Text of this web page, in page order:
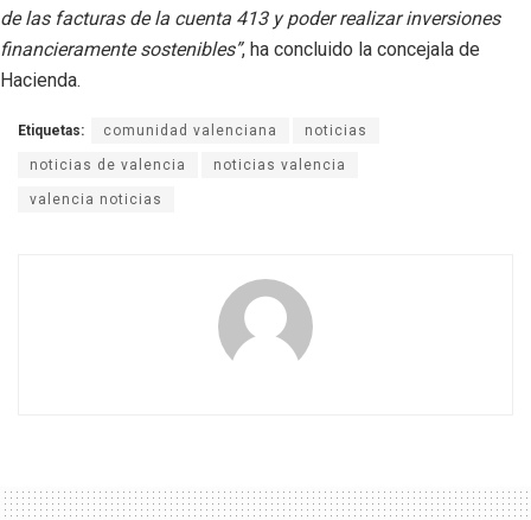
de las facturas de la cuenta 413 y poder realizar inversiones
financieramente sostenibles”, ha concluido la concejala de
Hacienda.
Etiquetas: comunidad valenciana noticias
noticias de valencia noticias valencia
valencia noticias